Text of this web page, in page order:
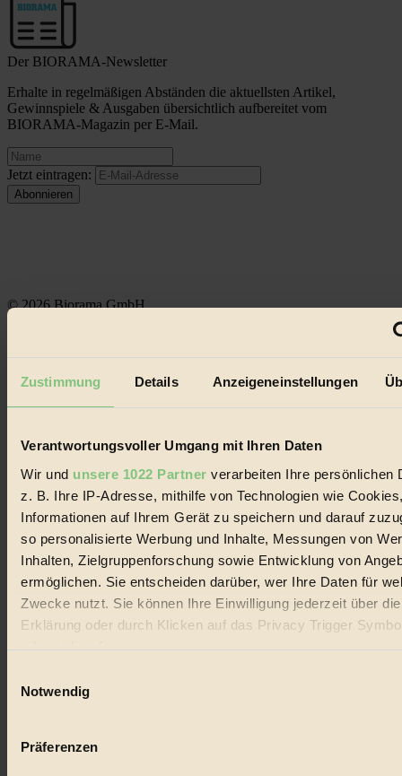
Zustimmung Details Anzeigeneinstellungen
Verantwortungsvoller Umgang mit Ihren Daten
Wir und unsere 1022 Partner verarbeiten Ihre persönlichen
z. B. Ihre IP-Adresse, mithilfe von Technologien wie
Informationen auf Ihrem Gerät zu speichern und darauf
so personalisierte Werbung und Inhalte, Messungen von
Inhalten, Zielgruppenforschung sowie Entwicklung von
ermöglichen. Sie entscheiden darüber, wer Ihre Daten für
Zwecke nutzt. Sie können Ihre Einwilligung jederzeit über
Erklärung oder durch Klicken auf das Privacy Trigger
oder widerrufen
Wenn Sie es erlauben, würden wir auch gerne:
Ihr Gerät durch aktives Scannen nach bestimmten
Notwendig
Präferenzen
Der BIORAMA-Newsletter
Erhalte in regelmäßigen Abständen die aktuellsten Artikel,
Gewinnspiele & Ausgaben übersichtlich aufbereitet vom
BIORAMA-Magazin per E-Mail.
Jetzt eintragen:
© 2026 Biorama GmbH
Handels mit Bioprodukten, des Fair-Trade sowie der Branche
Social Media
22.601 Fans auf Facebook
3.415 Follower auf Twitter
Folge uns auf Instagram
Themen
Bio
Vegan